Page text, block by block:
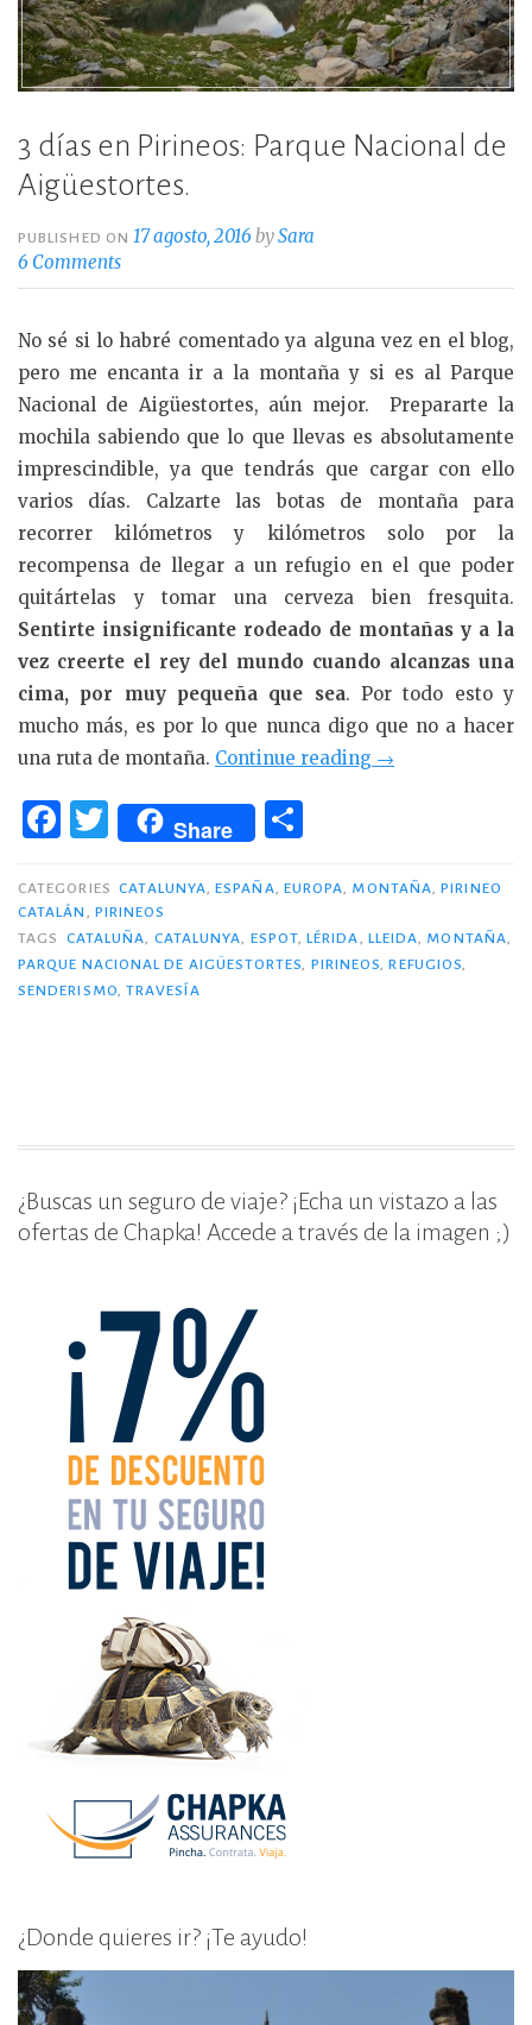
3 días en Pirineos: Parque Nacional de
Aigüestortes.
PUBLISHED ON 17 agosto, 2016 bySara
6 Comments
No sé si lo habré comentado ya alguna vez en el blog,
pero me encanta ir a la montaña y si es al Parque
Nacional de Aigüestortes, aún mejor. Prepararte la
mochila sabiendo que lo que llevas es absolutamente
imprescindible, ya que tendrás que cargar con ello
varios días. Calzarte las botas de montaña para
recorrer kilómetros y kilómetros solo por la
recompensa de llegar a un refugio en el que poder
quitártelas y tomar una cerveza bien fresquita.
Sentirte insignificante rodeado de montañas y a la
vez creerte el rey del mundo cuando alcanzas una
cima, por muy pequeña que sea. Por todo esto y
mucho más, es por lo que nunca digo que no a hacer
una ruta de montaña. Continue reading «3
Parque
de
→
F
c
e
b
o
T
w
it
te
r
Share
m
p
ar
CATEGORIES CATALUNYA,ESPAÑA, EUROPA, MONTAÑA,PIRINEO
CATALÁN , PIRINEOS
TAGS
CATALUÑA, CATALUNYA, ESPOT,LÉRIDA, LLEIDA, MONTAÑA,
PARQUE NACIONAL DE AIGÜESTORTES, PIRINEOS,REFUGIOS,
SENDERISMO, TRAVESÍA
¿Buscas un seguro de viaje? ¡Echa un vistazo a las
ofertas de Chapka! Accede a través de la imagen ;)
¿Donde quieres ir? ¡Te ayudo!